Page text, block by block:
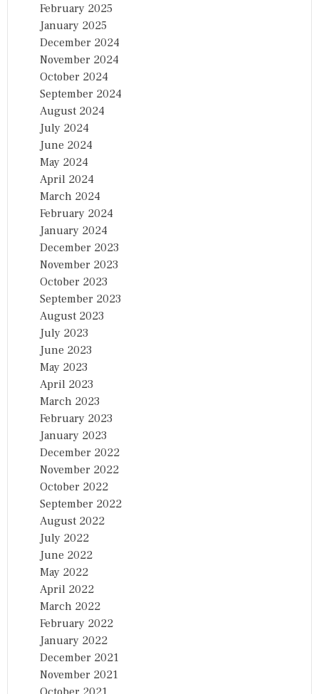
February 2025
January 2025
December 2024
November 2024
October 2024
September 2024
August 2024
July 2024
June 2024
May 2024
April 2024
March 2024
February 2024
January 2024
December 2023
November 2023
October 2023
September 2023
August 2023
July 2023
June 2023
May 2023
April 2023
March 2023
February 2023
January 2023
December 2022
November 2022
October 2022
September 2022
August 2022
July 2022
June 2022
May 2022
April 2022
March 2022
February 2022
January 2022
December 2021
November 2021